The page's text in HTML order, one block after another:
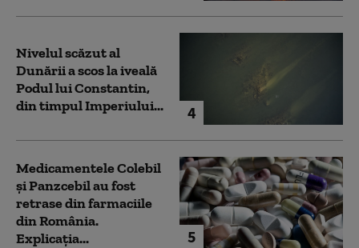
4
Nivelul scăzut al
Dunării a scos la iveală
Podul lui Constantin,
din timpul Imperiului...
5
Medicamentele Colebil
și Panzcebil au fost
retrase din farmaciile
din România.
Explicația...